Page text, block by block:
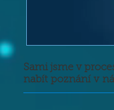
Sami jsme v
nabít poznání v